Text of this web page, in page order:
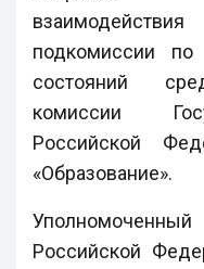
подкомиссии по
состояний
комиссии
Российской
«Образование».
Российской